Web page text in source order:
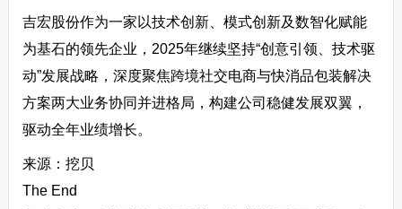
吉宏股份作为一家以技术创新、模式创新及数智化赋能
为基石的领先企业，2025年继续坚持“创意引领、技术驱
动”发展战略，深度聚焦跨境社交电商与快消品包装解决
方案两大业务协同并进格局，构建公司稳健发展双翼，
驱动全年业绩增长。
来源：挖贝
The End